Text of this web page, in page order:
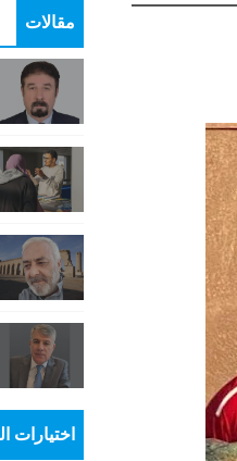
مقالات
اختيارات